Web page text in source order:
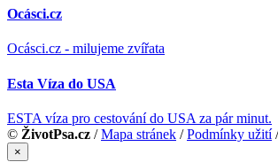
Ocásci.cz
Ocásci.cz - milujeme zvířata
Esta Víza do USA
ESTA víza pro cestování do USA za pár minut.
© ŽivotPsa.cz /Mapa stránek /Podmínky užití
×